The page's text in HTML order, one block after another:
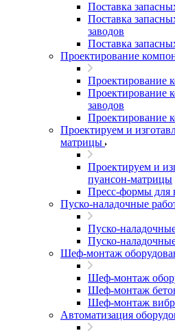
Поставка
Поставка
заводов
Поставка
Проектирование
Проектирование
Проектирование
заводов
Проектирование
Проектируем и
матрицы
Проектируем и
пуансон-матрицы
Пресс-формы для
Пуско-наладочные
Пуско-
Пуско-
Шеф-монтаж
Шеф-монтаж
Шеф-монтаж
Шеф-монтаж
Автоматизация